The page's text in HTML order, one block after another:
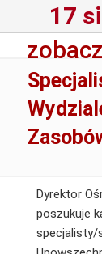
17
Dyrektor
poszukuje
specjalisty/